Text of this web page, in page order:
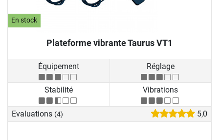
En stock
Plateforme vibrante Taurus VT1
Équipement Réglage
Stabilité Vibrations
Evaluations (4) 5,0